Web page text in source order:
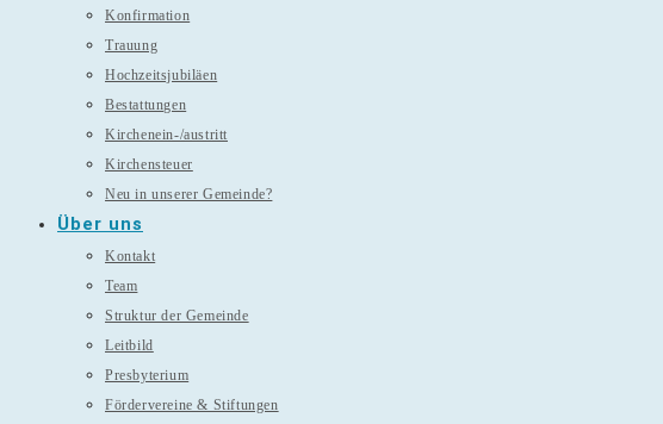
Konfirmation
Trauung
Hochzeitsjubiläen
Bestattungen
Kirchenein-/austritt
Kirchensteuer
Neu in unserer Gemeinde?
Über uns
Kontakt
Team
Struktur der Gemeinde
Leitbild
Presbyterium
Fördervereine & Stiftungen